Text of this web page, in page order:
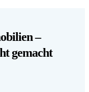
–
gemacht